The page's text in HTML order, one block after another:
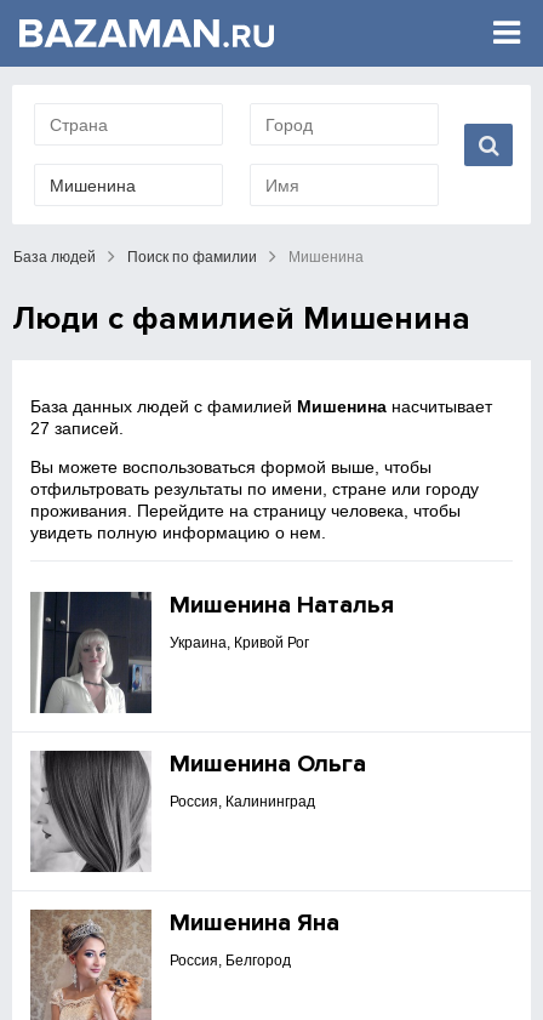
База людей Поиск по фамилии Мишенина
Люди с фамилией Мишенина
База данных людей с фамилией Мишенина насчитывает
27 записей.
Вы можете воспользоваться формой выше, чтобы
отфильтровать результаты по имени, стране или городу
проживания. Перейдите на страницу человека, чтобы
увидеть полную информацию о нем.
Мишенина Наталья
Украина, Кривой Рог
Мишенина Ольга
Россия, Калининград
Мишенина Яна
Россия, Белгород